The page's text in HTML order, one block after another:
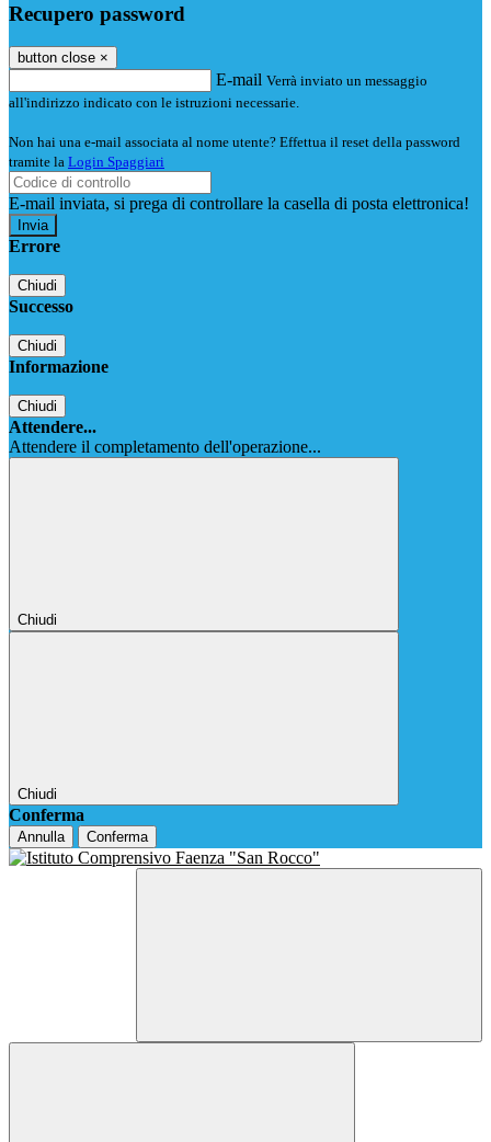
Recupero password
button close ×
E-mail Verrà inviato un messaggio
all'indirizzo indicato con le istruzioni necessarie.
Non hai una e-mail associata al nome utente? Effettua il reset della password
tramite la Login Spaggiari
E-mail inviata, si prega di controllare la casella di posta elettronica!
Errore
Chiudi
Successo
Chiudi
Informazione
Chiudi
Attendere...
Attendere il completamento dell'operazione...
Chiudi
Chiudi
Conferma
Annulla Conferma